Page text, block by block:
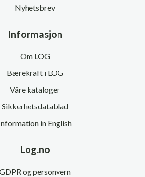
Nyhetsbrev
Informasjon
Om LOG
Bærekraft i LOG
Våre kataloger
Sikkerhetsdatablad
in English
Log.no
GDPR og personvern